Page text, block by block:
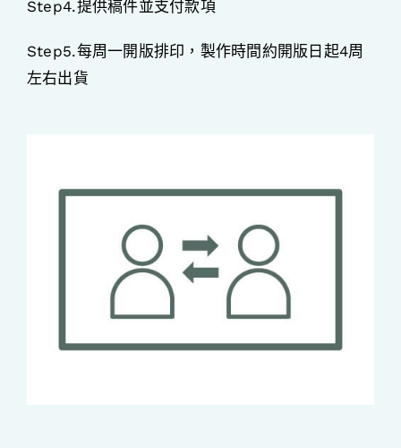
Step4.提供稿件並支付款項
Step5.每周一開版排印，製作時間約開版日起4周
左右出貨